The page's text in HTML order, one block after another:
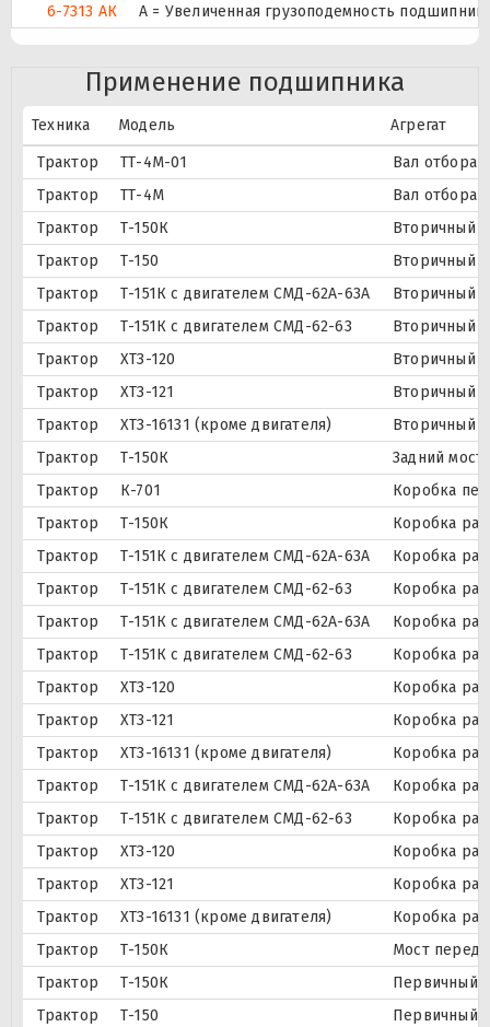
6-7313 АК
А = Увеличенная грузоподемность
Применение подшипника
Техника Модель
Агрегат
Трактор
ТТ-4М-01
Вал отбора
Трактор
ТТ-4М
Вал отбора
Трактор
Т-150К
Вторичный
Трактор
Т-150
Вторичный
Трактор
Т-151К с двигателем СМД-62А-63А
Вторичный
Трактор
Т-151К с двигателем СМД-62-63
Вторичный
Трактор
ХТЗ-120
Вторичный
Трактор
ХТЗ-121
Вторичный
Трактор
ХТЗ-16131 (кроме двигателя)
Вторичный
Трактор
Т-150К
Задний
Трактор
К-701
Коробка
Трактор
Т-150К
Коробка
Трактор
Т-151К с двигателем СМД-62А-63А
Коробка
Трактор
Т-151К с двигателем СМД-62-63
Коробка
Трактор
Т-151К с двигателем СМД-62А-63А
Коробка
Трактор
Т-151К с двигателем СМД-62-63
Коробка
Трактор
ХТЗ-120
Коробка
Трактор
ХТЗ-121
Коробка
Трактор
ХТЗ-16131 (кроме двигателя)
Коробка
Трактор
Т-151К с двигателем СМД-62А-63А
Коробка
Трактор
Т-151К с двигателем СМД-62-63
Коробка
Трактор
ХТЗ-120
Коробка
Трактор
ХТЗ-121
Коробка
Трактор
ХТЗ-16131 (кроме двигателя)
Коробка
Трактор
Т-150К
Мост
Трактор
Т-150К
Первичный
Трактор
Т-150
Первичный